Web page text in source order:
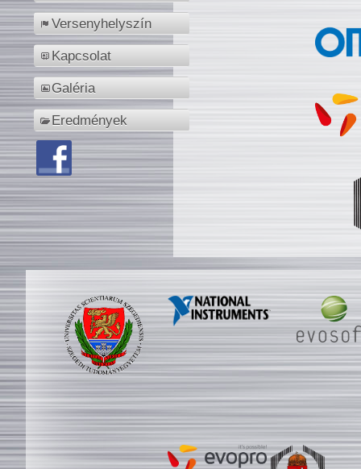
Versenyhelyszín
Kapcsolat
Galéria
Eredmények